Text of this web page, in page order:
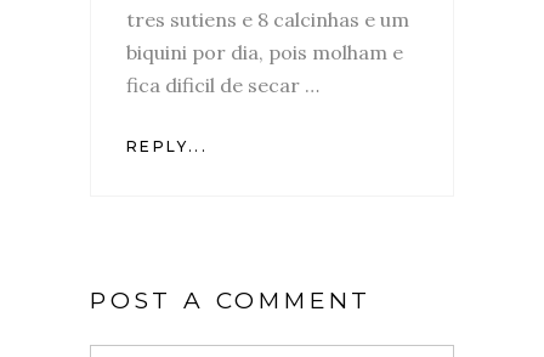
tres sutiens e 8 calcinhas e um
biquini por dia, pois molham e
fica dificil de secar …
REPLY...
POST A COMMENT